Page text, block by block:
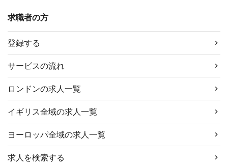
求職者の方
登録する
サービスの流れ
ロンドンの求人一覧
イギリス全域の求人一覧
ヨーロッパ全域の求人一覧
求人を検索する